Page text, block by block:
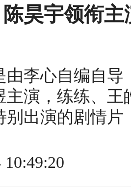
昊宇领衔
由李心自编自
主演，练练、
别出演的剧情片
10:49:20